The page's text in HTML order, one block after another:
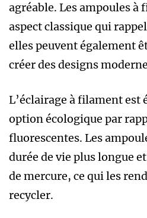
agréable. Les ampoules à
aspect classique qui
elles peuvent également
créer des designs
L’éclairage à filament est
option écologique par
fluorescentes. Les
durée de vie plus longue
de mercure, ce qui les
recycler.